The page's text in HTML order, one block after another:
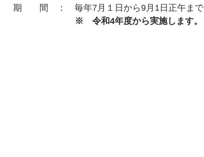
期　　間　：　毎年7月１日から9月1日正午まで
※　令和4年度から実施します。